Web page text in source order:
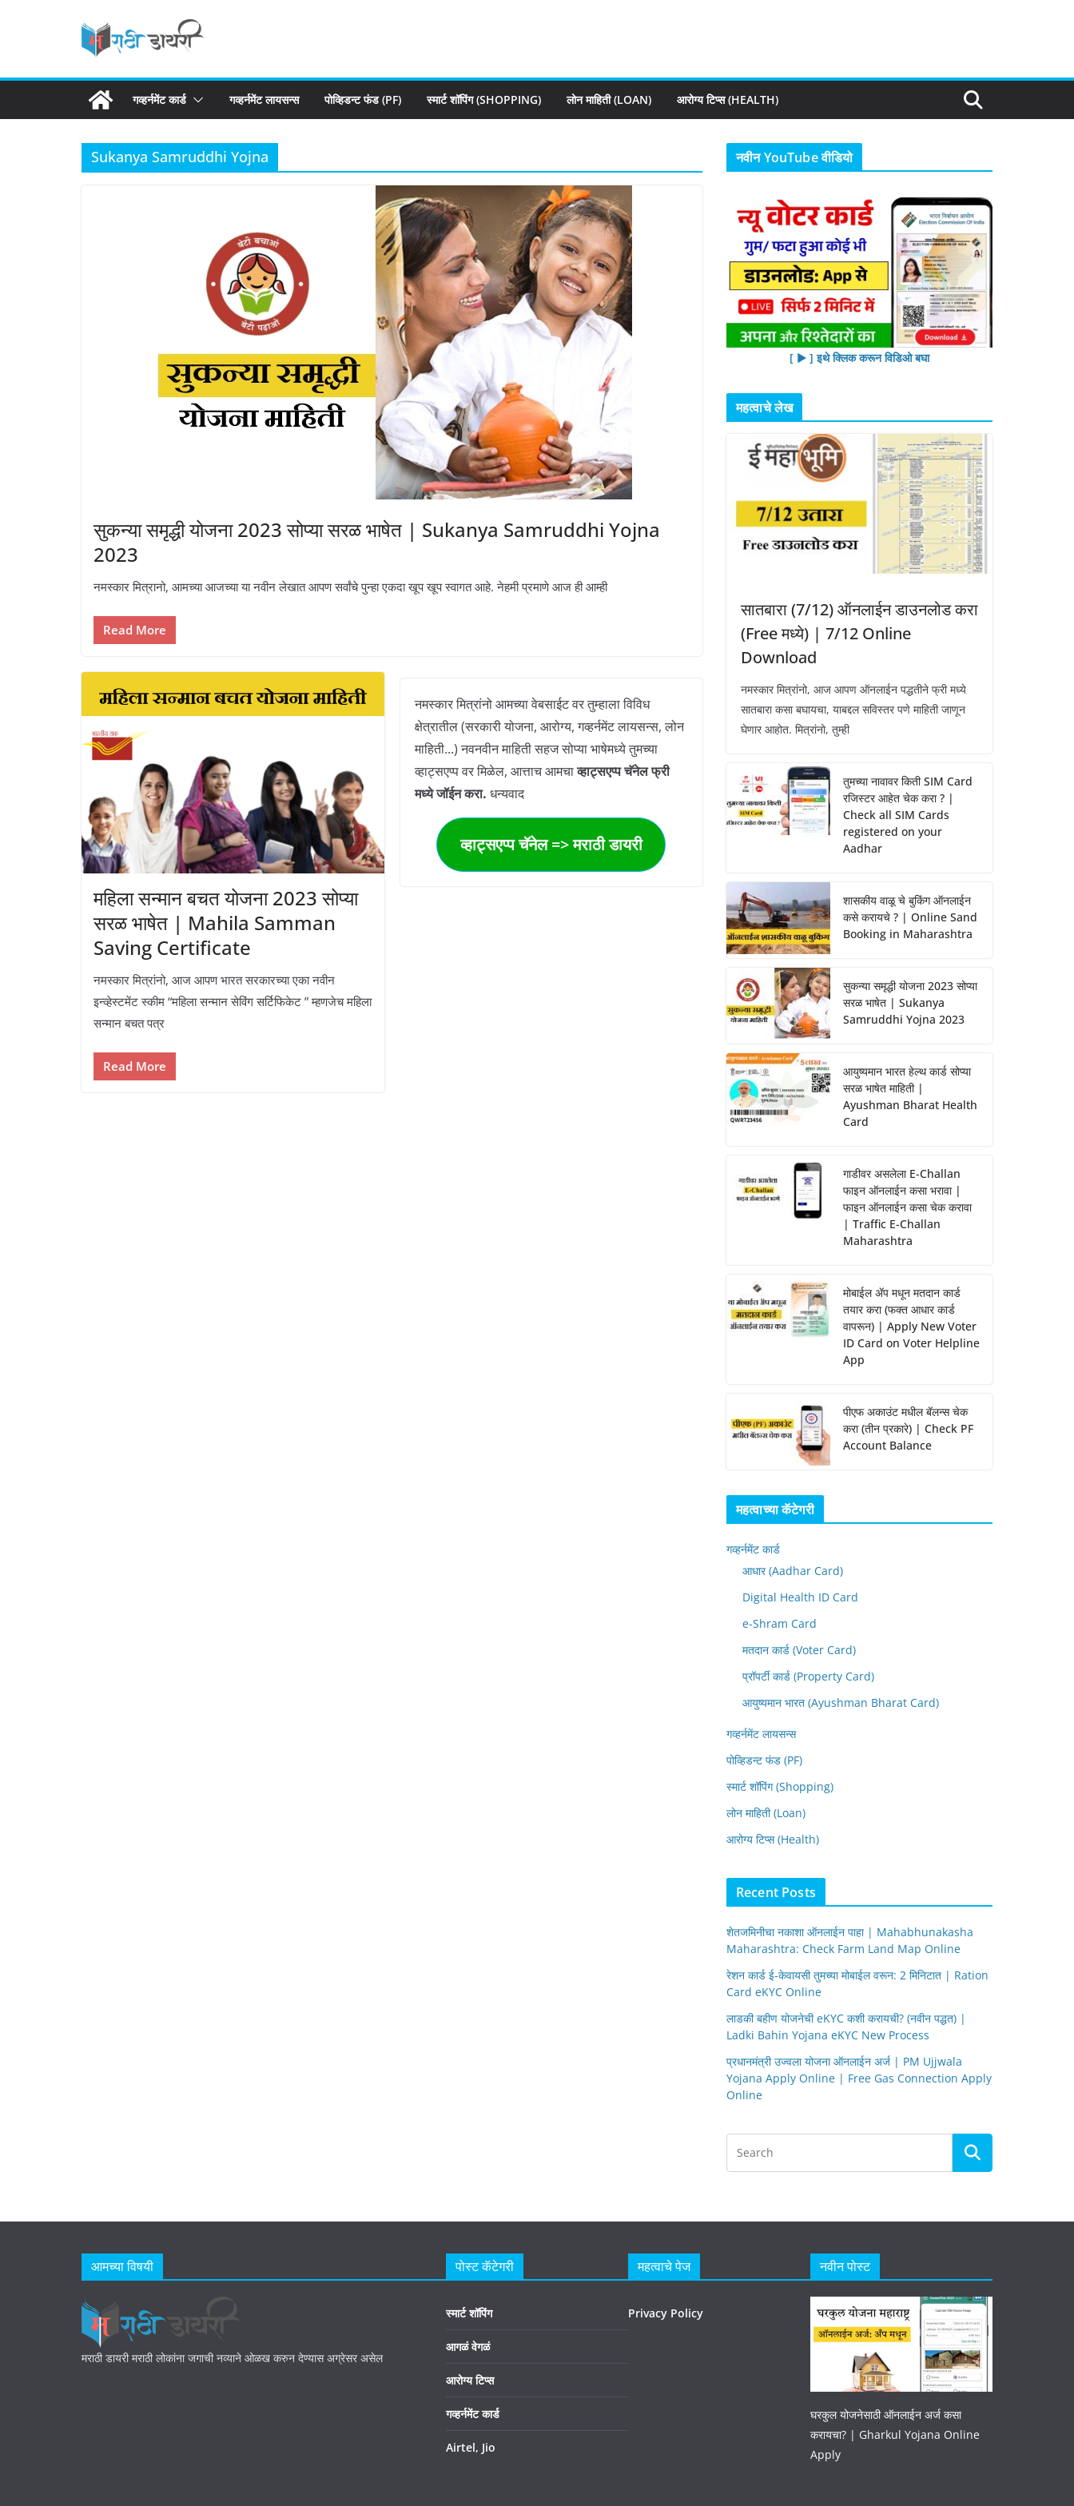
गव्हर्नमेंट कार्ड गव्हर्नमेंट लायसन्स पोव्हिडन्ट फंड (PF) स्मार्ट शॉपिंग (SHOPPING) लोन माहिती (LOAN) आरोग्य टिप्स (HEALTH)
Sukanya Samruddhi Yojna
सुकन्या समृद्धी योजना 2023 सोप्या सरळ भाषेत | Sukanya Samruddhi Yojna
2023
नमस्कार मित्रानो, आमच्या आजच्या या नवीन लेखात आपण सर्वांचे पुन्हा एकदा खूप खूप स्वागत आहे. नेहमी प्रमाणे आज ही आम्ही
Read More
महिला सन्मान बचत योजना 2023 सोप्या
सरळ भाषेत | Mahila Samman
Saving Certificate
नमस्कार मित्रांनो, आज आपण भारत सरकारच्या एका नवीन
इन्व्हेस्टमेंट स्कीम “महिला सन्मान सेविंग सर्टिफिकेट ” म्हणजेच महिला
सन्मान बचत पत्र
Read More
नमस्कार मित्रांनो आमच्या वेबसाईट वर तुम्हाला विविध
क्षेत्रातील (सरकारी योजना, आरोग्य, गव्हर्नमेंट लायसन्स, लोन
माहिती...) नवनवीन माहिती सहज सोप्या भाषेमध्ये तुमच्या
व्हाट्सएप्प वर मिळेल, आत्ताच आमचाव्हाट्सएप्प चॅनेल फ्री
मध्ये जॉईन करा. धन्यवाद
व्हाट्सएप्प चॅनेल => मराठी डायरी
नवीन YouTube वीडियो
[ ▶︎ ] इथे क्लिक करून विडिओ बघा
महत्वाचे लेख
सातबारा (7/12) ऑनलाईन डाउनलोड करा
(Free मध्ये) | 7/12 Online
Download
नमस्कार मित्रांनो, आज आपण ऑनलाईन पद्धतीने फ्री मध्ये
सातबारा कसा बघायचा, याबद्दल सविस्तर पणे माहिती जाणून
घेणार आहोत. मित्रांनो, तुम्ही
तुमच्या नावावर किती SIM Card
रजिस्टर आहेत चेक करा ? |
Check all SIM Cards
registered on your
Aadhar
शासकीय वाळू चे बुकिंग ऑनलाईन
कसे करायचे ? | Online Sand
Booking in Maharashtra
सुकन्या समृद्धी योजना 2023 सोप्या
सरळ भाषेत | Sukanya
Samruddhi Yojna 2023
आयुष्यमान भारत हेल्थ कार्ड सोप्या
सरळ भाषेत माहिती |
Ayushman Bharat Health
Card
गाडीवर असलेला E-Challan
फाइन ऑनलाईन कसा भरावा |
फाइन ऑनलाईन कसा चेक करावा
| Traffic E-Challan
Maharashtra
मोबाईल ॲप मधून मतदान कार्ड
तयार करा (फक्त आधार कार्ड
वापरून) | Apply New Voter
ID Card on Voter Helpline
App
पीएफ अकाउंट मधील बॅलन्स चेक
करा (तीन प्रकारे) | Check PF
Account Balance
महत्वाच्या कॅटेगरी
गव्हर्नमेंट कार्ड
आधार (Aadhar Card)
Digital Health ID Card
e-Shram Card
मतदान कार्ड (Voter Card)
प्रॉपर्टी कार्ड (Property Card)
आयुष्यमान भारत (Ayushman Bharat Card)
गव्हर्नमेंट लायसन्स
पोव्हिडन्ट फंड (PF)
स्मार्ट शॉपिंग (Shopping)
लोन माहिती (Loan)
आरोग्य टिप्स (Health)
Recent Posts
शेतजमिनीचा नकाशा ऑनलाईन पाहा | Mahabhunakasha
Maharashtra: Check Farm Land Map Online
रेशन कार्ड ई-केवायसी तुमच्या मोबाईल वरून: 2 मिनिटात | Ration
Card eKYC Online
लाडकी बहीण योजनेची eKYC कशी करायची? (नवीन पद्धत) |
Ladki Bahin Yojana eKYC New Process
प्रधानमंत्री उज्वला योजना ऑनलाईन अर्ज | PM Ujjwala
Yojana Apply Online | Free Gas Connection Apply
Online
आमच्या विषयी
मराठी डायरी मराठी लोकांना जगाची नव्याने ओळख करुन देण्यास अग्रेसर असेल
पोस्ट कॅटेगरी
स्मार्ट शॉपिंग
आगळं वेगळं
आरोग्य टिप्स
गव्हर्नमेंट कार्ड
Airtel, Jio
महत्वाचे पेज
Privacy Policy
नवीन पोस्ट
घरकुल योजनेसाठी ऑनलाईन अर्ज कसा
करायचा? | Gharkul Yojana Online
Apply